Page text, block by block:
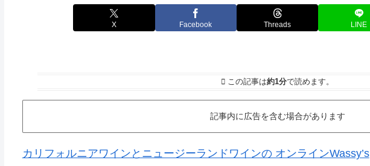
X Facebook Threads LINE
この記事は約1分で読めます。
記事内に広告を含む場合があります
カリフォルニアワインとニュージーランドワインの オンラインWassy’s